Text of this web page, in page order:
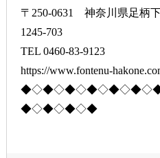
〒250-0631 神奈川県足柄
1245-703
TEL 0460-83-9123
https://www.fontenu-
◆◇◆◇◆◇◆